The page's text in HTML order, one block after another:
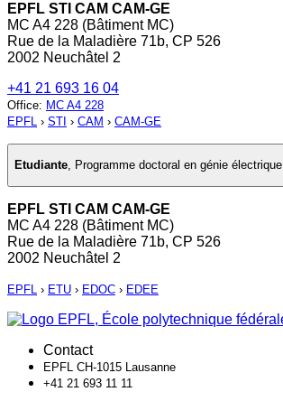
EPFL STI CAM CAM-GE
MC A4 228 (Bâtiment MC)
Rue de la Maladière 71b, CP 526
2002 Neuchâtel 2
+41 21 693 16 04
Office: MC A4 228
EPFL › STI › CAM › CAM-GE
Etudiante, Programme doctoral en génie électrique
EPFL STI CAM CAM-GE
MC A4 228 (Bâtiment MC)
Rue de la Maladière 71b, CP 526
2002 Neuchâtel 2
EPFL › ETU › EDOC › EDEE
Contact
EPFL CH-1015 Lausanne
+41 21 693 11 11